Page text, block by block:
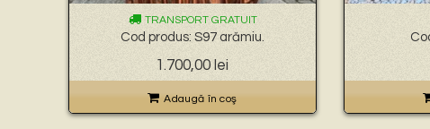
TRANSPORT GRATUIT
Cod produs: S97 arămiu.
1.700,00 lei
Adaugă în coş